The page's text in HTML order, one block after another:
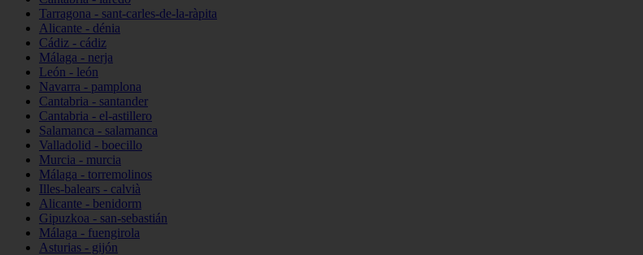
Tarragona - sant-carles-de-la-ràpita
Alicante - dénia
Cádiz - cádiz
Málaga - nerja
León - león
Navarra - pamplona
Cantabria - santander
Cantabria - el-astillero
Salamanca - salamanca
Valladolid - boecillo
Murcia - murcia
Málaga - torremolinos
Illes-balears - calvià
Alicante - benidorm
Gipuzkoa - san-sebastián
Málaga - fuengirola
Asturias - gijón